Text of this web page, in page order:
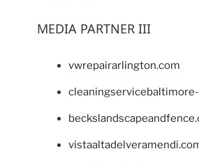
MEDIA PARTNER III
vwrepairarlington.com